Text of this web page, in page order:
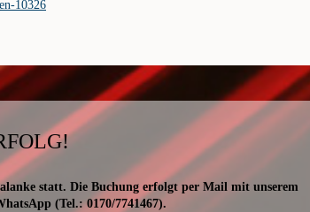
10326
statt. Die Buchung erfolgt per Mail mit unserem
(Tel.: 0170/7741467).